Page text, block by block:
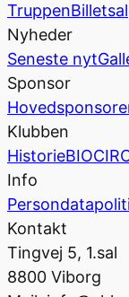
Truppen
Nyheder
Seneste nyt
Sponsor
Klubben
Historie
Info
Kontakt
Tingvej 5, 1.sal
8800 Viborg